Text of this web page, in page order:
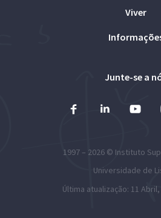
Viver
Junte-se a
1997 – 2026 © Instituto
Universidade de
Última atualização: 11